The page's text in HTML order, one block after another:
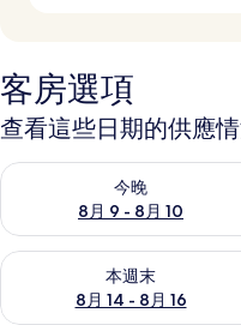
客房選項
查看這些日期的供應
今晚
8月 9 - 8月 10
查看今晚 (8月 9 - 8月 10) 的
本週末
8月 14 - 8月 16
查看本週末 (8月 14 - 8月 16)